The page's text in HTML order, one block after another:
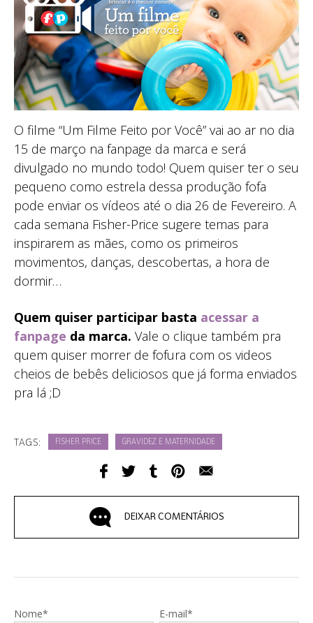
O filme “Um Filme Feito por Você” vai ao ar no dia
15 de março na fanpage da marca e será
divulgado no mundo todo! Quem quiser ter o seu
pequeno como estrela dessa produção fofa
pode enviar os vídeos até o dia 26 de Fevereiro. A
cada semana Fisher-Price sugere temas para
inspirarem as mães, como os primeiros
movimentos, danças, descobertas, a hora de
dormir…
Quem quiser participar basta acessar a
fanpage da marca. Vale o clique também pra
quem quiser morrer de fofura com os videos
cheios de bebês deliciosos que já forma enviados
pra lá ;D
TAGS: FISHER PRICE GRAVIDEZ E MATERNIDADE
DEIXAR COMENTÁRIOS
Nome* E-mail*